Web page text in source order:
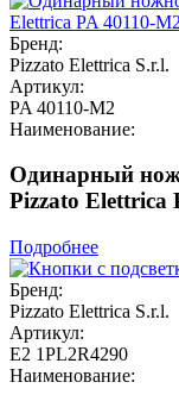
Бренд:
Pizzato Elettrica S.r.l.
Артикул:
PA 40110-M2
Наименование:
Одинарный
Pizzato Elettrica
Подробнее
Бренд:
Pizzato Elettrica S.r.l.
Артикул:
E2 1PL2R4290
Наименование: